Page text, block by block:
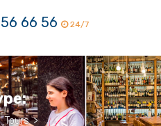
66 56 24/7
Tours >